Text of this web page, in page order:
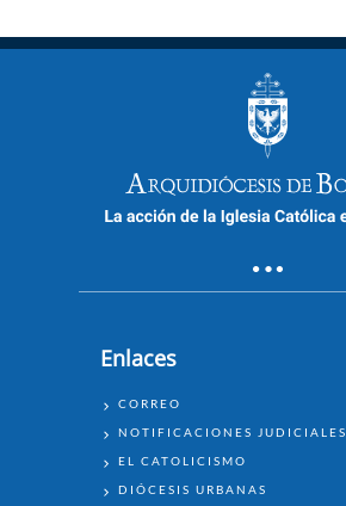
Enlaces
ENLACES
CORREO
NOTIFICACIONES JUDICIALES
EL CATOLICISMO
DIÓCESIS URBANAS